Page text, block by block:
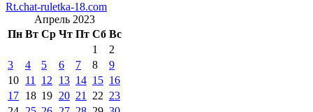
Rt.chat-ruletka-18.com
Апрель 2023
Пн Вт Ср Чт Пт Сб Вс
1
2
3
4 5 6 7 8
9
10 11 12 13 14 15 16
17 18 19 20 21 22 23